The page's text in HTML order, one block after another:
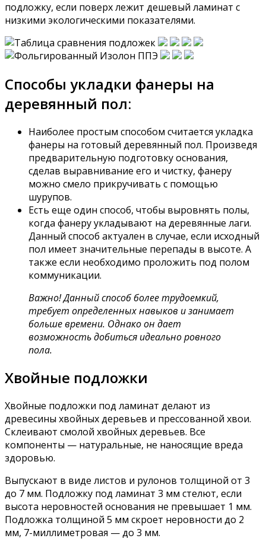
подложку, если поверх лежит дешевый ламинат с
низкими экологическими показателями.
Способы укладки фанеры на
деревянный пол:
Наиболее простым способом считается укладка
фанеры на готовый деревянный пол. Произведя
предварительную подготовку основания,
сделав выравнивание его и чистку, фанеру
можно смело прикручивать с помощью
шурупов.
Есть еще один способ, чтобы выровнять полы,
когда фанеру укладывают на деревянные лаги.
Данный способ актуален в случае, если исходный
пол имеет значительные перепады в высоте. А
также если необходимо проложить под полом
коммуникации.
Важно! Данный способ более трудоемкий,
требует определенных навыков и занимает
больше времени. Однако он дает
возможность добиться идеально ровного
пола.
Хвойные подложки
Хвойные подложки под ламинат делают из
древесины хвойных деревьев и прессованной хвои.
Склеивают смолой хвойных деревьев. Все
компоненты — натуральные, не наносящие вреда
здоровью.
Выпускают в виде листов и рулонов толщиной от 3
до 7 мм. Подложку под ламинат 3 мм стелют, если
высота неровностей основания не превышает 1 мм.
Подложка толщиной 5 мм скроет неровности до 2
мм, 7-миллиметровая — до 3 мм.